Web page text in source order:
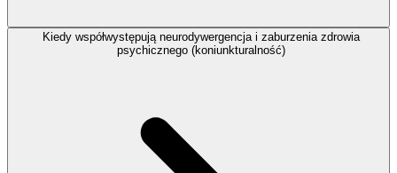
Kiedy współwystępują neurodywergencja i zaburzenia zdrowia
psychicznego (koniunkturalność)